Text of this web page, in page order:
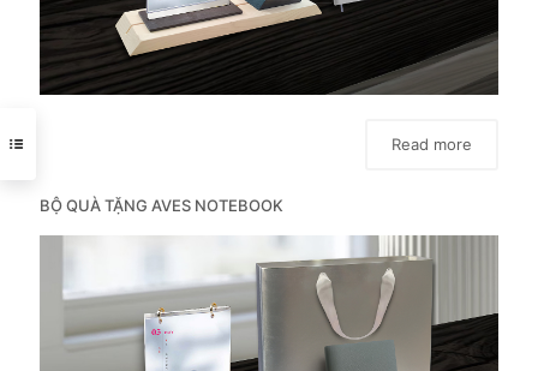
Read more
BỘ QUÀ TẶNG AVES NOTEBOOK